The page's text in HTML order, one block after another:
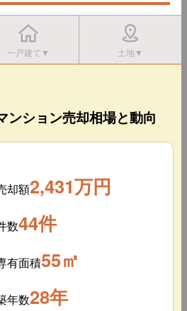
一戸建て▼ 土地▼
ンション売却相場と動向
却額2,431万円
数44件
有面積55㎡
年数28年